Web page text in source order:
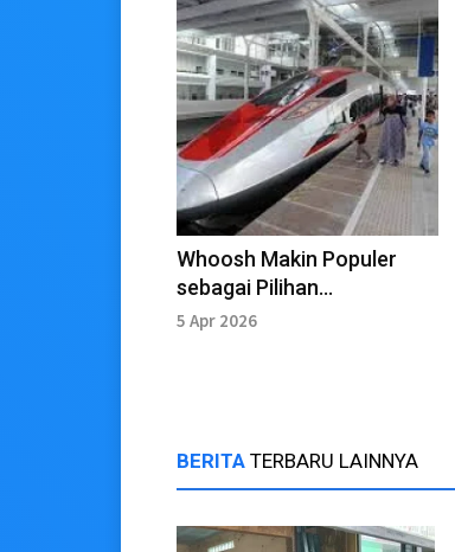
Whoosh Makin Populer
sebagai Pilihan
Transportasi Mudik
5 Apr 2026
BERITA TERBARU LAINNYA